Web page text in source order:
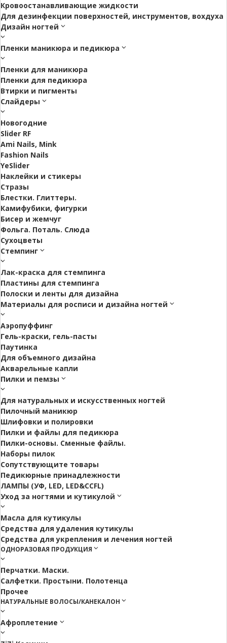
Кровоостанавливающие жидкости
Для дезинфекции поверхностей, инструментов, вохдуха
Дизайн ногтей
Пленки маникюра и педикюра
Пленки для маникюра
Пленки для педикюра
Втирки и пигменты
Слайдеры
Новогодние
Slider RF
Ami Nails, Mink
Fashion Nails
YeSlider
Наклейки и стикеры
Стразы
Блестки. Глиттеры.
Камифубики, фигурки
Бисер и жемчуг
Фольга. Поталь. Слюда
Сухоцветы
Стемпинг
Лак-краска для стемпинга
Пластины для стемпинга
Полоски и ленты для дизайна
Материалы для росписи и дизайна ногтей
Аэропуффинг
Гель-краски, гель-пасты
Паутинка
Для объемного дизайна
Акварельные капли
Пилки и пемзы
Для натуральных и искусственных ногтей
Пилочный маникюр
Шлифовки и полировки
Пилки и файлы для педикюра
Пилки-основы. Сменные файлы.
Наборы пилок
Сопутствующите товары
Педикюрные принадлежности
ЛАМПЫ (УФ, LED, LED&CCFL)
Уход за ногтями и кутикулой
Масла для кутикулы
Средства для удаления кутикулы
Средства для укрепления и лечения ногтей
ОДНОРАЗОВАЯ ПРОДУКЦИЯ
Перчатки. Маски.
Салфетки. Простыни. Полотенца
Прочее
НАТУРАЛЬНЫЕ ВОЛОСЫ/КАНЕКАЛОН
Афроплетение